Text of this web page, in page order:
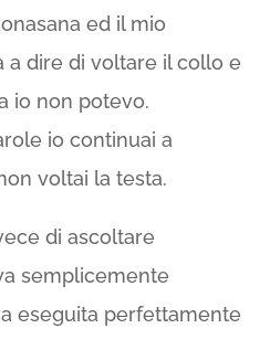
ed il mio
a dire di voltare il collo e
io non potevo.
io continuai a
voltai la testa.
di ascoltare
semplicemente
eseguita perfettamente